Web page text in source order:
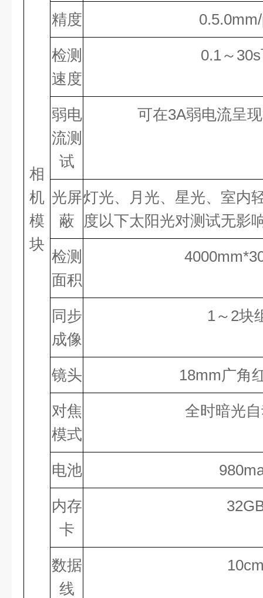
相
机
模
块
精度 0.5.0mm/
检测
速度
0.1～ 30
弱电
流测
试
可在3A弱电流呈
光屏
蔽
灯光、月光、星光、室内
度以下太阳光对测试无影
检测
面积
4000mm
同步
成像
1～ 2块
镜头 18mm广角
对焦
模式
全时暗光
电池 980
内存
卡
32
数据
线
10